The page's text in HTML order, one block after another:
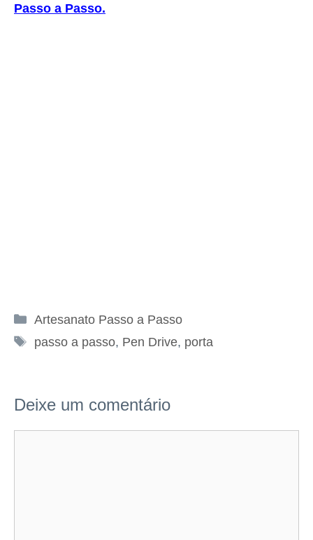
Passo a Passo.
Categorias
Artesanato Passo a Passo
Tags
passo a passo, Pen Drive, porta
Deixe um comentário